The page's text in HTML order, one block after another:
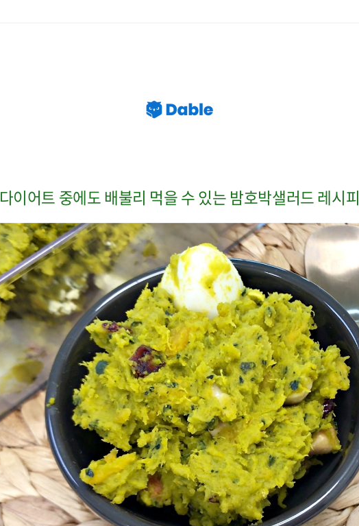
다이어트 중에도 배불리 먹을 수 있는 밤호박샐러드 레시피